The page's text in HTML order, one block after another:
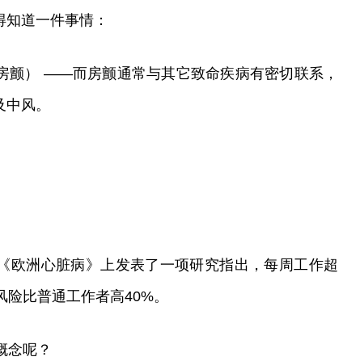
道一件事情：
） ——而房颤通常与其它致命疾病有密切联系，
风。
洲心脏病》上发表了一项研究指出，每周工作超
比普通工作者高40%。
呢？